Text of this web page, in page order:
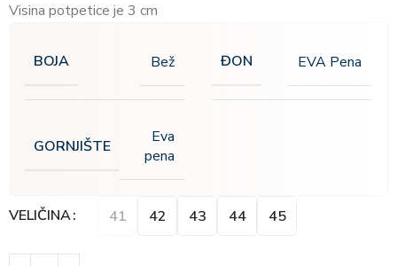
Visina potpetice je 3 cm
BOJA Bež ĐON EVA Pena
GORNJIŠTE
Eva
pena
VELIČINA 41 42 43 44 45
Alternative: